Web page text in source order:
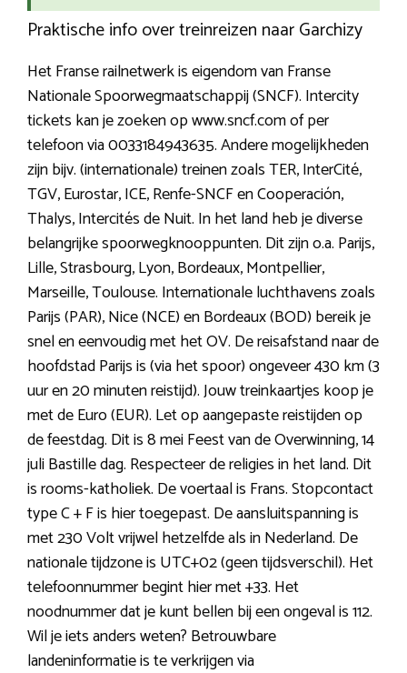
Praktische info over treinreizen naar Garchizy
Het Franse railnetwerk is eigendom van Franse
Nationale Spoorwegmaatschappij (SNCF). Intercity
tickets kan je zoeken op www.sncf.com of per
telefoon via 0033184943635. Andere mogelijkheden
zijn bijv. (internationale) treinen zoals TER, InterCité,
TGV, Eurostar, ICE, Renfe-SNCF en Cooperación,
Thalys, Intercités de Nuit. In het land heb je diverse
belangrijke spoorwegknooppunten. Dit zijn o.a. Parijs,
Lille, Strasbourg, Lyon, Bordeaux, Montpellier,
Marseille, Toulouse. Internationale luchthavens zoals
Parijs (PAR), Nice (NCE) en Bordeaux (BOD) bereik je
snel en eenvoudig met het OV. De reisafstand naar de
hoofdstad Parijs is (via het spoor) ongeveer 430 km (3
uur en 20 minuten reistijd). Jouw treinkaartjes koop je
met de Euro (EUR). Let op aangepaste reistijden op
de feestdag. Dit is 8 mei Feest van de Overwinning, 14
juli Bastille dag. Respecteer de religies in het land. Dit
is rooms-katholiek. De voertaal is Frans. Stopcontact
type C + F is hier toegepast. De aansluitspanning is
met 230 Volt vrijwel hetzelfde als in Nederland. De
nationale tijdzone is UTC+02 (geen tijdsverschil). Het
telefoonnummer begint hier met +33. Het
noodnummer dat je kunt bellen bij een ongeval is 112.
Wil je iets anders weten? Betrouwbare
landeninformatie is te verkrijgen via